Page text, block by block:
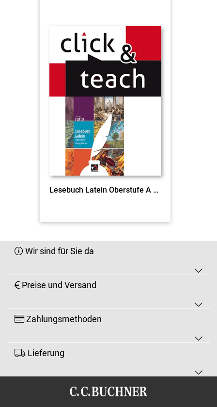
Lesebuch Latein Oberstufe A click & teach EL
Wir sind für Sie da
Preise und Versand
Zahlungsmethoden
Lieferung